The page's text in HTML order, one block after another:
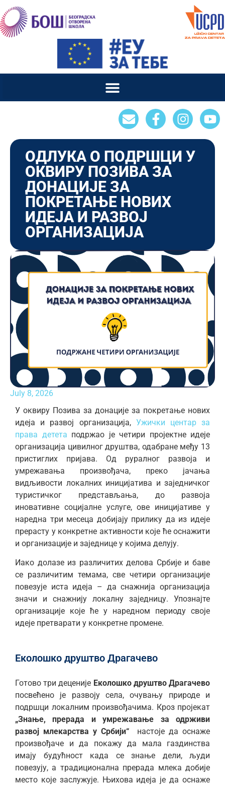
ОДЛУКА О ПОДРШЦИ У
ОКВИРУ ПОЗИВА ЗА
ДОНАЦИЈЕ ЗА
ПОКРЕТАЊЕ НОВИХ
ИДЕЈА И РАЗВОЈ
ОРГАНИЗАЦИЈА
July 8, 2026
У оквиру Позива за донације за покретање нових
идеја и развој организација, Ужички центар за
права детета подржао је четири пројектне идеје
организација цивилног друштва, одабране међу 13
пристиглих пријава. Од руралног развоја и
умрежавања произвођача, преко јачања
видљивости локалних иницијатива и заједничког
туристичког представљања, до развоја
иновативне социјалне услуге, ове иницијативе у
наредна три месеца добијају прилику да из идеје
прерасту у конкретне активности које ће оснажити
и организације и заједнице у којима делују.
Иако долазе из различитих делова Србије и баве
се различитим темама, све четири организације
повезује иста идеја – да снажнија организација
значи и снажнију локалну заједницу. Упознајте
организације које ће у наредном периоду своје
идеје претварати у конкретне промене.
Еколошко друштво Драгачево
Готово три деценије Еколошко друштво Драгачево
посвећено је развоју села, очувању природе и
подршци локалним произвођачима. Кроз пројекат
„Знање, прерада и умрежавање за одрживи
развој млекарства у Србији“ настоје да оснаже
произвођаче и да покажу да мала газдинства
имају будућност када се знање дели, људи
повезују, а традиционална прерада млека добије
место које заслужује. Њихова идеја је да оснаже